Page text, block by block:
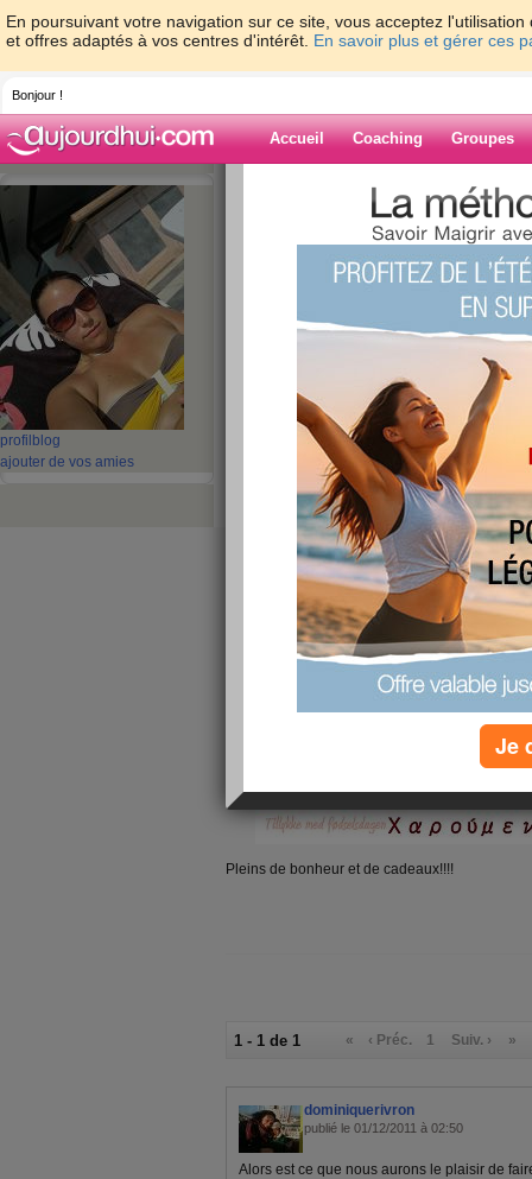
En poursuivant votre navigation sur ce site, vous acceptez
et offres adaptés à vos centres d'intérêt. En savoir plus et gérer ces
Bonjour !
Accueil Coaching Groupes
profil blog
ajouter de vos amies
> emma44860 > BON
DOMINIQUERIVRON!!!!!
Blog de
BON
publié le 24/09/2011 à 10:30
Pleins de bonheur et de cadeaux!!!!
1 - 1 de 1 « ‹ Préc. 1 Suiv. › »
dominiquerivron
publié le 01/12/2011 à 02:50
Alors est ce que nous aurons le plaisir de
Je